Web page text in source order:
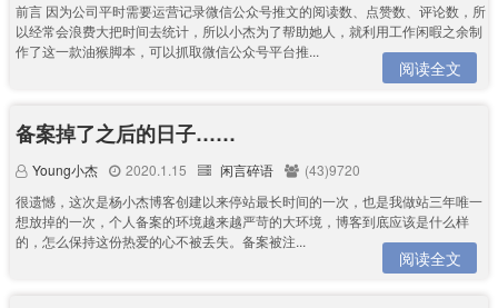
前言 因为公司平时需要运营记录微信公众号推文的阅读数、点赞数、评论数，所
以经常会浪费大把时间去统计，所以小杰为了帮助她人，就利用工作闲暇之余制
作了这一款油猴脚本，可以抓取微信公众号平台推...
阅读全文
备案掉了之后的日子……
Young小杰 2020.1.15 闲言碎语
(43)9720
很遗憾，这次是杨小杰博客创建以来停站最长时间的一次，也是我做站三年唯一
想放掉的一次，个人备案的环境越来越严苛的大环境，博客到底应该是什么样
的，怎么保持这份热爱的心不被丢失。备案被注...
阅读全文